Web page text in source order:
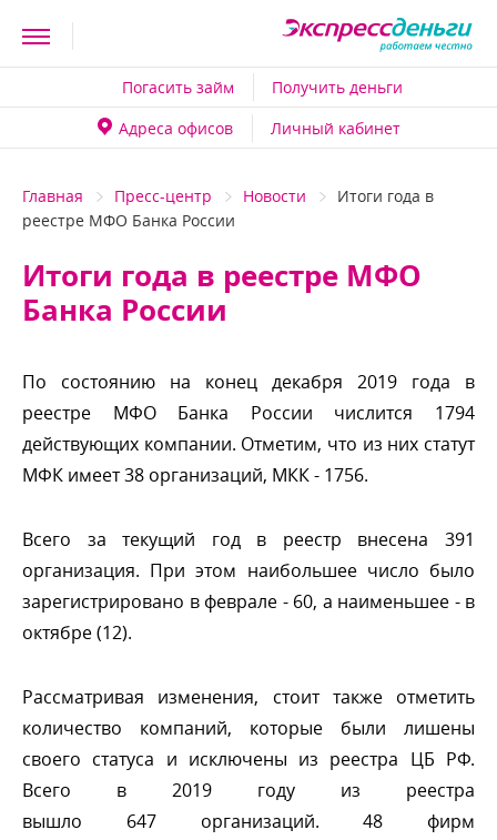
Погасить займ
Получить деньги
Адреса офисо
Личный кабинет
Главная Пресс-центр Новости
Итоги года
реестре МФО Банка России
Итоги года в реестре МФО
Банка России
По состоянию на конец декабря 2019 года
реестре МФО Банка России числится 1794
действующих компании. Отметим, что из них статут
МФК имеет 38 организаций, МКК - 1756.
сего за текущий год в реестр внесена 391
организация. При этом наибольшее число было
зарегистрировано в феврале - 60, а наименьшее -
октябре (12).
Рассматривая изменения, стоит также отметить
количество компаний, которые были лишены
своего статуса и исключены из реестра ЦБ РФ.
сего в 2019 году из реестра
ышло 647 организаций. 48 фирм